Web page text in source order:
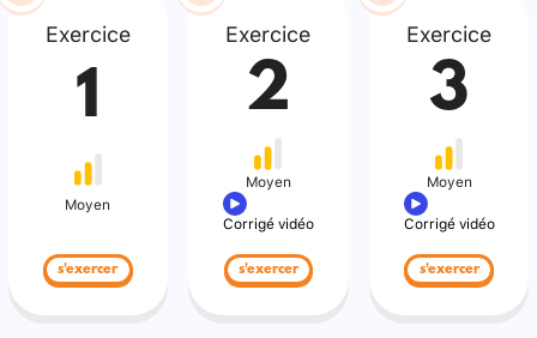
Exercice
1
Moyen
s'exercer
Exercice
2
Moyen
Corrigé vidéo
s'exercer
Exercice
3
Moyen
Corrigé vidéo
s'exercer